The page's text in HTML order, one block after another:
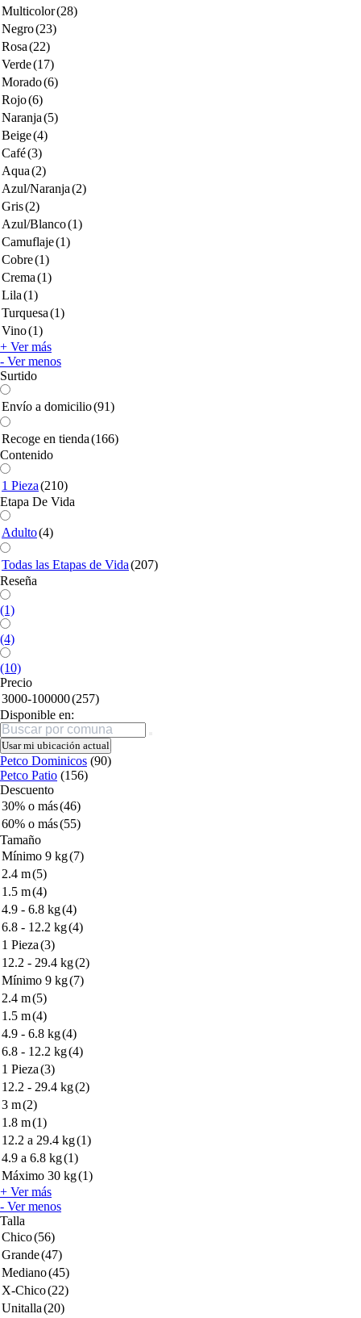
Multicolor(28)
Negro(23)
Rosa(22)
Verde(17)
Morado(6)
Rojo(6)
Naranja(5)
Beige(4)
Café(3)
Aqua(2)
Azul/Naranja(2)
Gris(2)
Azul/Blanco(1)
Camuflaje(1)
Cobre(1)
Crema(1)
Lila(1)
Turquesa(1)
Vino(1)
+ Ver más
- Ver menos
Surtido
Envío a domicilio(91)
Recoge en tienda(166)
Contenido
1 Pieza(210)
Etapa De Vida
Adulto(4)
Todas las Etapas de Vida(207)
Reseña
(1)
(4)
(10)
Precio
3000-100000(257)
Disponible en:
Buscar
Usar mi ubicación actual
Petco Dominicos (90)
Petco Patio (156)
Descuento
30% o más(46)
60% o más(55)
Tamaño
Mínimo 9 kg(7)
2.4 m(5)
1.5 m(4)
4.9 - 6.8 kg(4)
6.8 - 12.2 kg(4)
1 Pieza(3)
12.2 - 29.4 kg(2)
Mínimo 9 kg(7)
2.4 m(5)
1.5 m(4)
4.9 - 6.8 kg(4)
6.8 - 12.2 kg(4)
1 Pieza(3)
12.2 - 29.4 kg(2)
3 m(2)
1.8 m(1)
12.2 a 29.4 kg(1)
4.9 a 6.8 kg(1)
Máximo 30 kg(1)
+ Ver más
- Ver menos
Talla
Chico(56)
Grande(47)
Mediano(45)
X-Chico(22)
Unitalla(20)